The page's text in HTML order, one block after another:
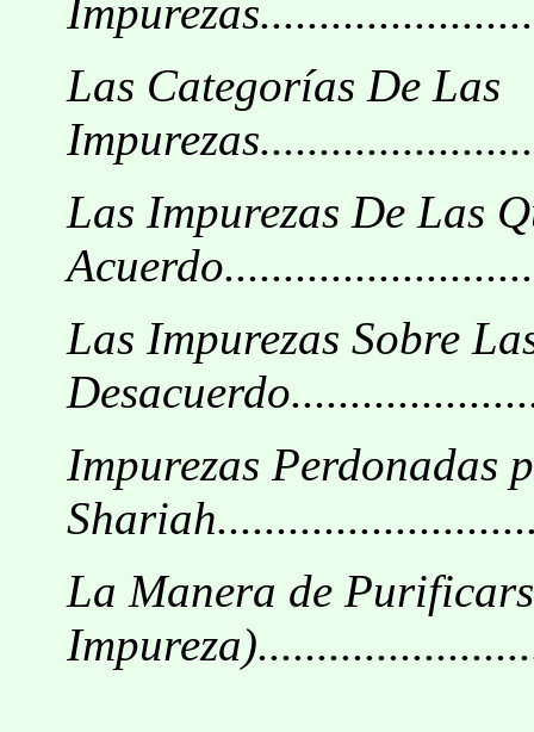
Las Categorías De Las
Las Impurezas De Las
Las Impurezas Sobre
Impurezas Perdonadas
La Manera de